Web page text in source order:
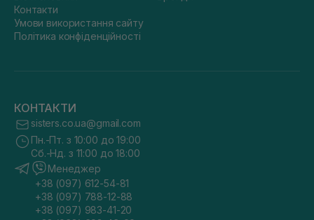
Контакти
Умови використання сайту
Політика конфіденційності
КОНТАКТИ
sisters.co.ua@gmail.com
Пн.-Пт. з 10:00 до 19:00
Сб.-Нд. з 11:00 до 18:00
Менеджер
+38 (097) 612-54-81
+38 (097) 788-12-88
+38 (097) 983-41-20